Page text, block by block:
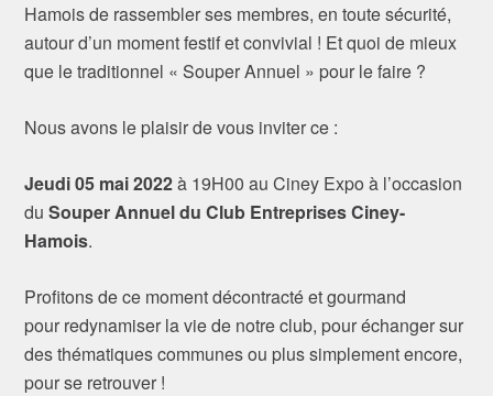
Hamois de rassembler ses membres, en toute sécurité,
autour d’un moment festif et convivial ! Et quoi de mieux
que le traditionnel « Souper Annuel » pour le faire ?
Nous avons le plaisir de vous inviter ce :
Jeudi 05 mai 2022à 19H00 au Ciney Expo à l’occasion
duSouper Annuel du Club Entreprises Ciney-
Hamois.
Profitons de ce moment décontracté et gourmand
pour redynamiser la vie de notre club, pour échanger sur
des thématiques communes ou plus simplement encore,
pour se retrouver !